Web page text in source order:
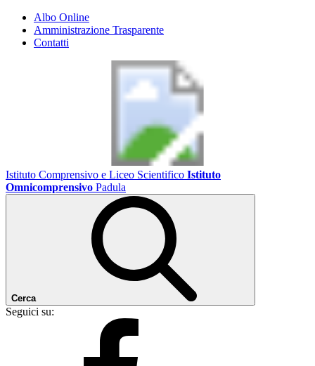
Albo Online
Amministrazione Trasparente
Contatti
Istituto Comprensivo e Liceo Scientifico Istituto
Omnicomprensivo Padula
Cerca
Seguici su: